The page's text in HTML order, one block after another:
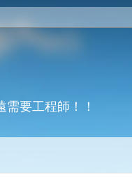
要工程師！！